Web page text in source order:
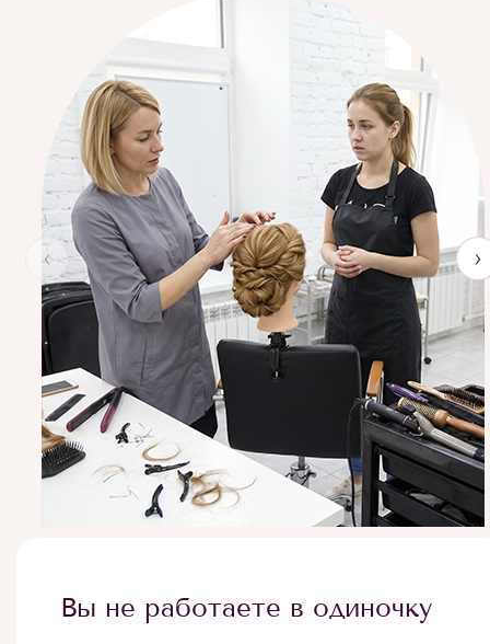
‹ ›
Вы не работаете в одиночку